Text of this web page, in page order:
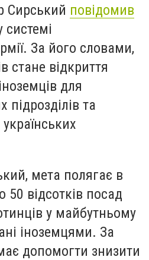
Сирський повідомив
системі
За його словами,
стане відкриття
для
та
мета полягає в
відсотків посад
у майбутньому
іноземцями. За
допомогти знизити